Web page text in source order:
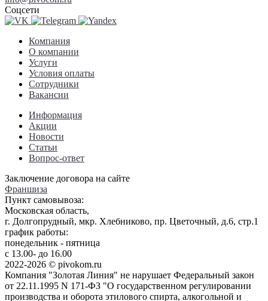
Соцсети
Компания
О компании
Услуги
Условия оплаты
Сотрудники
Вакансии
Информация
Акции
Новости
Статьи
Вопрос-ответ
Заключение договора на сайте
Франшиза
Пункт самовывоза:
Московская область,
г. Долгопрудный, мкр. Хлебниково, пр. Цветочный, д.6, стр.1
график работы:
понедельник - пятница
с 13.00- до 16.00
2022-2026 © pivokom.ru
Компания "Золотая Линия" не нарушает Федеральный закон
от 22.11.1995 N 171-ФЗ "О государственном регулировании
производства и оборота этилового спирта, алкогольной и